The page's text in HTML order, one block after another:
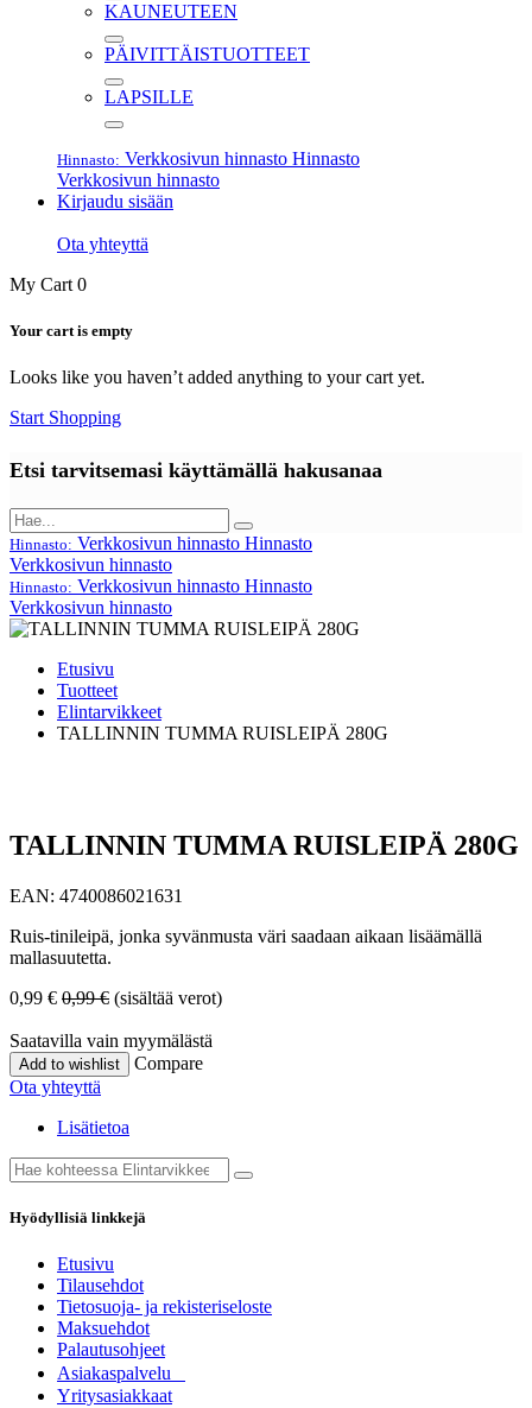
KAUNEUTEEN
PÄIVITTÄISTUOTTEET
LAPSILLE
Hinnasto: Verkkosivun hinnasto Hinnasto
Verkkosivun hinnasto
Kirjaudu sisään
Ota yhteyttä
My Cart 0
Your cart is empty
Looks like you haven’t added anything to your cart yet.
Start Shopping
Etsi tarvitsemasi käyttämällä hakusanaa
Hinnasto: Verkkosivun hinnasto Hinnasto
Verkkosivun hinnasto
Hinnasto: Verkkosivun hinnasto Hinnasto
Verkkosivun hinnasto
Etusivu
Tuotteet
Elintarvikkeet
TALLINNIN TUMMA RUISLEIPÄ 280G
TALLINNIN TUMMA RUISLEIPÄ 280G
EAN: 4740086021631
Ruis-tinileipä, jonka syvänmusta väri saadaan aikaan lisäämällä
mallasuutetta.
0,99 € 0,99€ (sisältää verot)
Saatavilla vain myymälästä
Add to wishlist
Compare
Ota yhteyttä
Lisätietoa
Hyödyllisiä linkkejä
Etusivu
Tilausehdot
Tietosuoja- ja rekisteriseloste
Maksuehdot
Palautusohjeet
Asia​k​aspalvelu
​Yritysasiakkaat